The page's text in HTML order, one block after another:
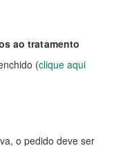
ao tratamento
(clique aqui
o pedido deve ser